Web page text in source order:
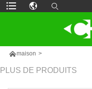
maison >
PLUS DE PRODUITS